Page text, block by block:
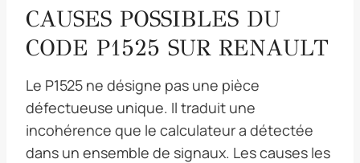
CAUSES POSSIBLES DU
CODE P1525 SUR RENAULT
Le P1525 ne désigne pas une pièce
défectueuse unique. Il traduit une
incohérence que le calculateur a détectée
dans un ensemble de signaux. Les causes les